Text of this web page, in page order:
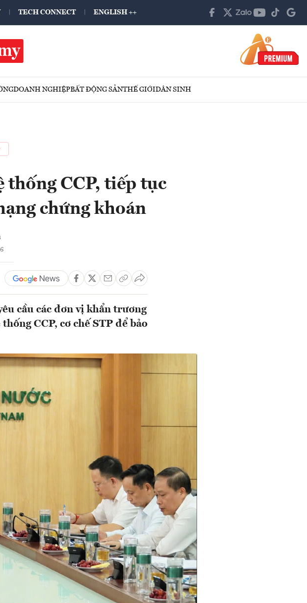
TECH CONNECT ENGLISH ++
DOANH NGHIỆPBẤT ĐỘNG SẢNTHẾ GIỚIDÂN SINH
CCP, tiếp tục
chứng khoán
cầu các đơn vị khẩn trương
CCP, cơ chế STP để bảo